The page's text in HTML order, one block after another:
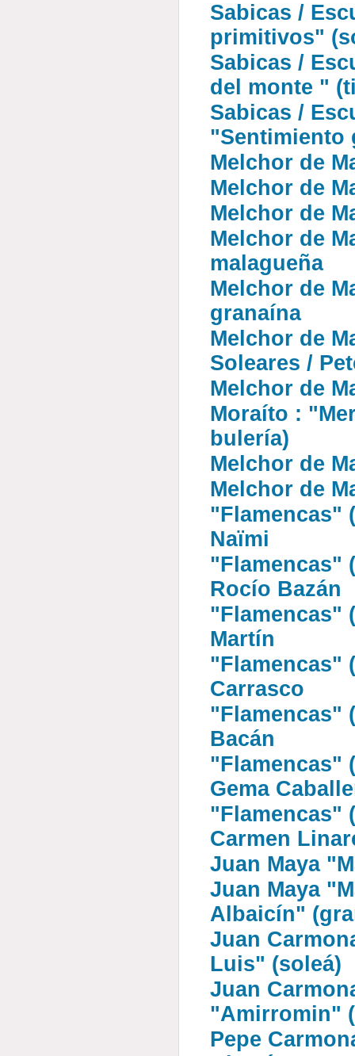
Sabicas /
primitivos"
Sabicas /
del monte "
Sabicas /
"Sentimiento
Melchor de
Melchor de
Melchor de
Melchor de
malagueña
Melchor de
granaína
Melchor de
Soleares /
Melchor de
Moraíto :
bulería)
Melchor de
Melchor de
"Flamencas"
Naïmi
"Flamencas"
Rocío Bazán
"Flamencas"
Martín
"Flamencas"
Carrasco
"Flamencas"
Bacán
"Flamencas"
Gema
"Flamencas"
Carmen
Juan Maya
Juan Maya
Albaicín"
Juan
Luis" (soleá)
Juan
"Amirromin"
Pepe